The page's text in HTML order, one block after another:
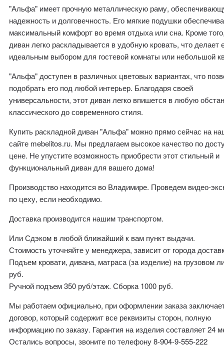
"Альфа" имеет прочную металлическую раму,
надежность и долговечность. Его мягкие подушки
максимальный комфорт во время отдыха или сна. Кроме
диван легко раскладывается в удобную кровать, что делает
идеальным выбором для гостевой комнаты или небольшой
"Альфа" доступен в различных цветовых вариантах, что
подобрать его под любой интерьер. Благодаря своей
универсальности, этот диван легко впишется в любую
классического до современного стиля.
Купить раскладной диван "Альфа" можно прямо сейчас на
сайте mebelitos.ru. Мы предлагаем высокое качество по
цене. Не упустите возможность приобрести этот стильный и
функциональный диван для вашего дома!
Производство находится во Владимире. Проведем видео-
по цеху, если необходимо.
Доставка производится нашим транспортом.
Или Сдэком в любой ближайший к вам пункт выдачи.
Стоимость уточняйте у менеджера, зависит от города
Подъем кровати, дивана, матраса (за изделие) на грузовом
руб.
Ручной подъем 350 руб/этаж. Сборка 1000 руб.
Мы работаем официально, при оформлении заказа
договор, который содержит все реквизиты сторон, полную
информацию по заказу. Гарантия на изделия составляет 24
Остались вопросы, звоните по телефону 8-904-9-555-222